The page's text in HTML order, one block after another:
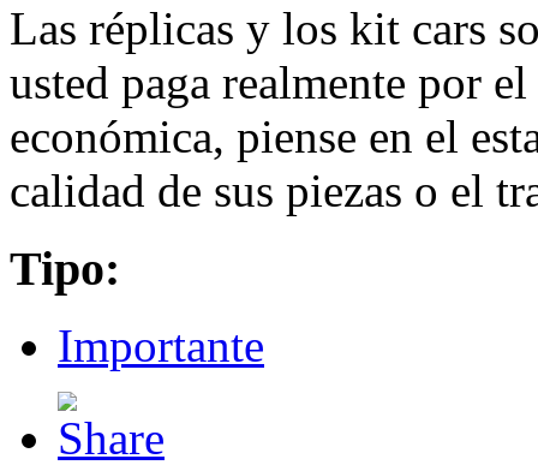
Las réplicas y los kit cars
usted paga realmente por
económica, piense en el
calidad de sus piezas o el
Tipo:
Importante